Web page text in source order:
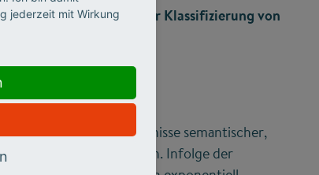
O – MobileFirst App zur Klassifizierung von
sowie Kenntnisse semantischer,
vermittelt werden. Infolge der
jederzeit mit Wirkung